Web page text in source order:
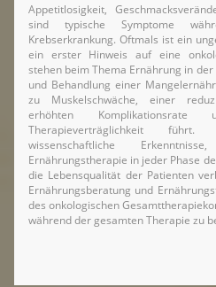
Appetitlosigkeit,
sind typische Symptome
Krebserkrankung. Oftmals ist ein
ein erster Hinweis auf eine
stehen beim Thema Ernährung in
und Behandlung einer
zu Muskelschwäche, einer
erhöhten
Therapieverträglichkeit führt.
wissenschaftliche
Ernährungstherapie in jeder Phase
die Lebensqualität der Patienten
Ernährungsberatung und
des onkologischen
während der gesamten Therapie zu